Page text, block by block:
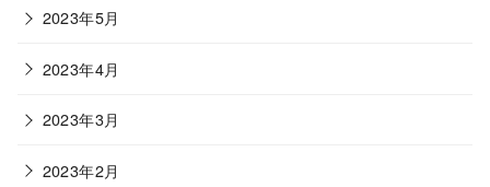
2023年5月
2023年4月
2023年3月
2023年2月